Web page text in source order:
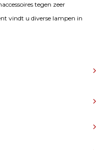
tegen zeer
vindt u diverse lampen in